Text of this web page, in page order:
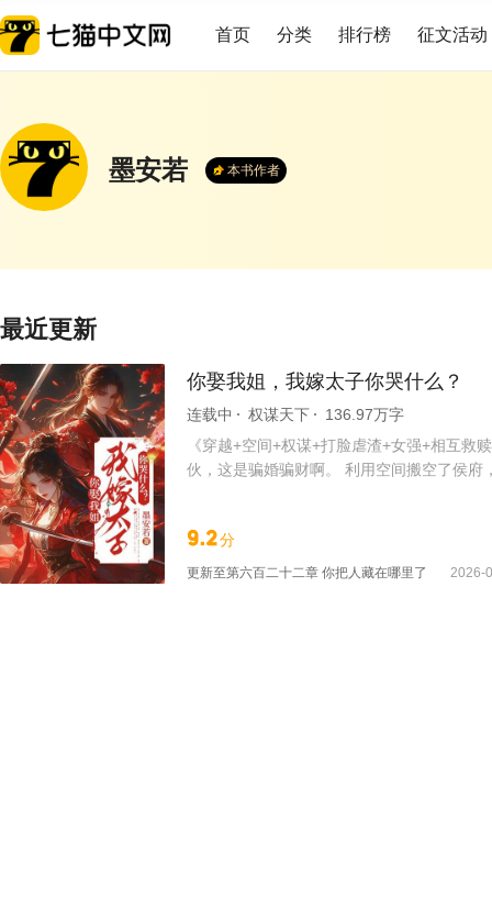
首页 分类 排行榜 征文活动
墨安若 本书作者
最近更新
你娶我姐，我嫁太子你哭什么？
连载中 权谋天下
136.97万字
《穿越+空间+权谋+打脸虐渣+女强+相互
伙，这是骗婚骗财啊。 利用空间搬空了侯
9.2分
更新至第六百二十二章 你把人藏在哪里了 2026-